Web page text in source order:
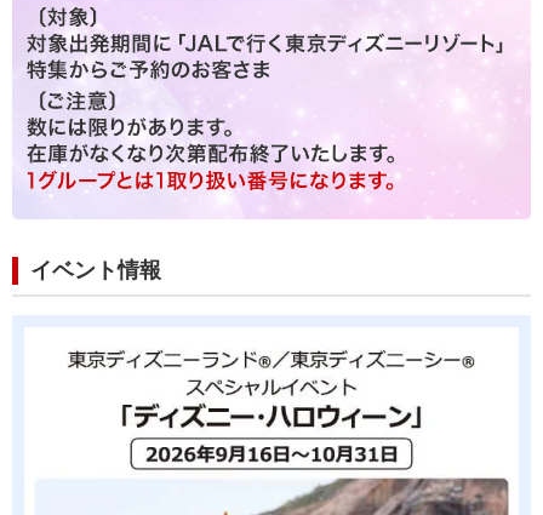
イベント情報